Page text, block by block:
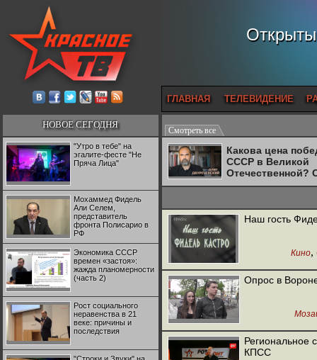
ГЛАВНАЯ ТЕЛЕВИДЕНИЕ
НОВОЕ СЕГОДНЯ
"Утро в тебе" на
эгалите-фесте "Не
Пряча Лица"
Мохаммед Фидель
Али Селем,
представитель
фронта Полисарио в
РФ
Экономика СССР
времен «застоя»:
жажда планомерности
(часть 2)
Рост социального
неравенства в 21
веке: причины и
последствия
Смотреть все
Какова цена
СССР в Великой
Отечественной?
Двуреченский о
Наш гость
Кино,
Опрос в
Региональное
КПСС